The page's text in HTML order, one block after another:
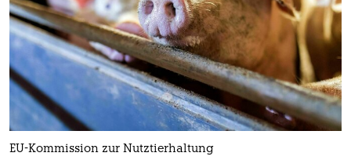
EU-Kommission zur Nutztierhaltung